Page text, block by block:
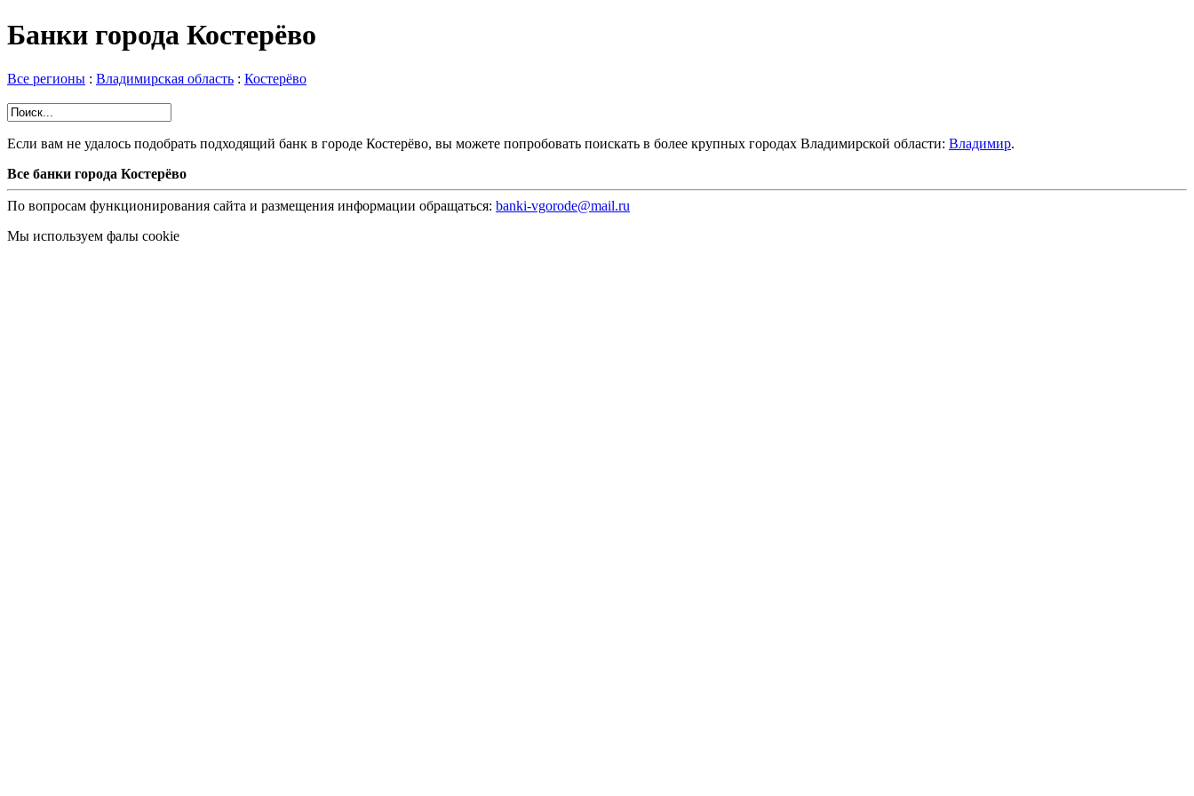
Банки города Костерёво
Все регионы : Владимирская область : Костерёво
Если вам не удалось подобрать подходящий банк в городе Костерёво, вы можете попробовать поискать в более крупных городах Владимирской области: Владимир.
Все банки города Костерёво
По вопросам функционирования сайта и размещения информации обращаться: banki-vgorode@mail.ru
Мы используем фалы cookie